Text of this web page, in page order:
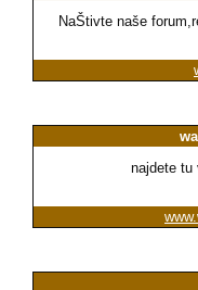
NaŠtivte naše
najdete tu